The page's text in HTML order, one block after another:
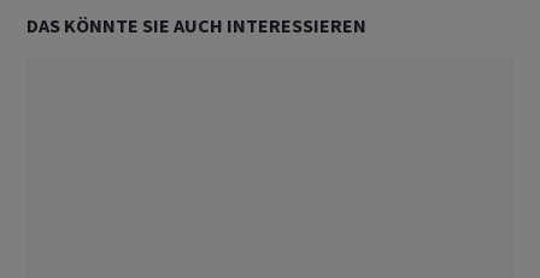
DAS KÖNNTE SIE AUCH INTERESSIEREN